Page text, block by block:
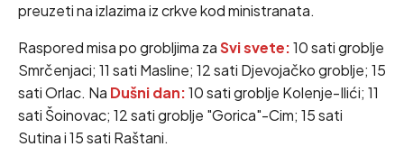
preuzeti na izlazima iz crkve kod ministranata.
Raspored misa po grobljima zaSvi svete:10 sati groblje
Smrčenjaci; 11 sati Masline; 12 sati Djevojačko groblje; 15
sati Orlac. Na Dušni dan:10 sati groblje Kolenje-Ilići; 11
sati Šoinovac; 12 sati groblje "Gorica"-Cim; 15 sati
Sutina i 15 sati Raštani.